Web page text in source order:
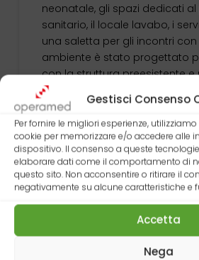
Gestisci Consenso
Per fornire le migliori esperienze,
cookie per memorizzare e/o accedere alle
dispositivo. Il consenso a queste
elaborare dati come il comportamento di
questo sito. Non acconsentire o ritirare il
negativamente su alcune caratteristiche e
Accetta
Nega
neonatale, gli spazi dedicati
sanitario, il locale lavabo, i
una saletta per gli incontri con
ambiente è stato progettato
con la struttura preesistente e
accompagnare il lavoro clinico
funzionalità e continuità. …
Read More